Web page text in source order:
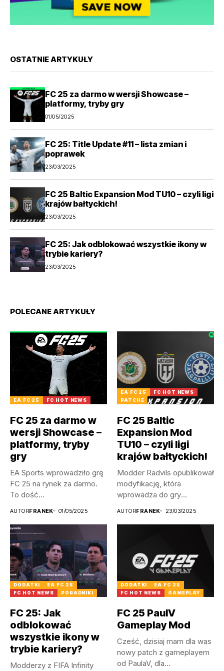
OSTATNIE ARTYKUŁY
FC 25 za darmo w wersji Showcase –
platformy, tryby gry
01/05/2025
FC 25: Title Update #11 – lista zmian i
poprawek
23/03/2025
FC 25 Baltic Expansion Mod TU10 – czyli ligi
krajów bałtyckich!
23/03/2025
FC 25: Jak odblokować wszystkie ikony w
trybie kariery?
23/03/2025
POLECANE ARTYKUŁY
EA FC 25 FC HOT NEWS
FC 25 za darmo w
wersji Showcase –
platformy, tryby
gry
EA Sports wprowadziło grę
FC 25 na rynek za darmo.
To dość...
AUTORFRANEK 01/05/2025
EA FC 25
FC HOT NEWS
PATCHE
FC 25 Baltic
Expansion Mod
TU10 – czyli ligi
krajów bałtyckich!
Modder Radvils opublikował
modyfikację, która
wprowadza do gry
AUTORFRANEK 23/03/2025
DODATKI
EA FC 25
FC HOT NEWS
PORADNIKI
FC 25: Jak
odblokować
wszystkie ikony w
trybie kariery?
Modderzy z FIFA Infinity
DODATKI
EA FC 25
FC HOT NEWS
GAMEPLAY
FC 25 PaulV
Gameplay Mod
Cześć, dzisiaj mam dla was
nowy patch z gameplayem
od PaulaV, dla...